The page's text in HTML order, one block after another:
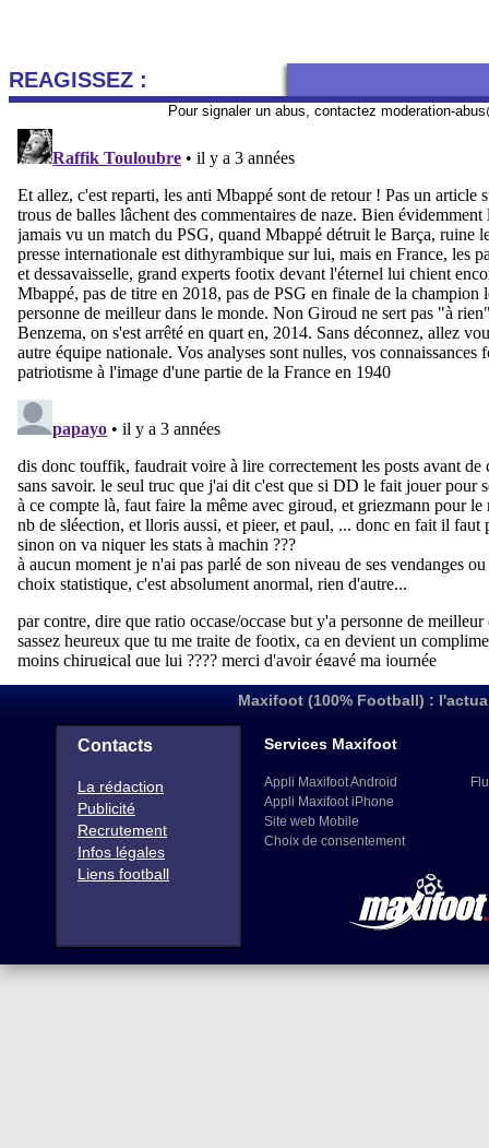
REAGISSEZ :
Pour signaler un abus, contactez moderation-
Maxifoot (100% Football) :
Contacts
La rédaction
Publicité
Recrutement
Infos légales
Liens football
Services Maxifoot
Appli Maxifoot Android
Appli Maxifoot iPhone
Site web Mobile
Choix de consentement